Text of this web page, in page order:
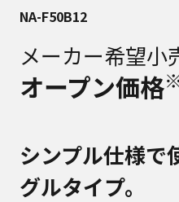
NA-F50B12
メーカー希望小
オープン価格
シンプル仕様で
グルタイプ。